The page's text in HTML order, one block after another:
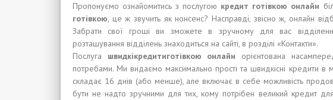
Пропонуємо ознайомитись з послугою кредит готівкою онлайн
готівкою, це ж звучить як нонсенс? Насправді, звісно ж, онлайн
Забрати свої гроші ви зможете в зручному для вас
розташування відділень знаходиться на сайті, в розділі «Контакти».
Послуга швидкікредитиготівкою онлайн орієнтована
потребами. Ми видаємо максимально прості та швидкісні кредити
складає 16 днів (або менше), але включає в себе можливість
бути не надто зручними для тих, кому потрібен великий кредит